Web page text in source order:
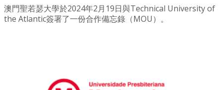
澳門聖若瑟大學於2024年2月19日與Technical University of
the Atlantic簽署了一份合作備忘錄（MOU）。